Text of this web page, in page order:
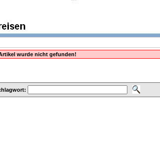
wurde nicht gefunden!